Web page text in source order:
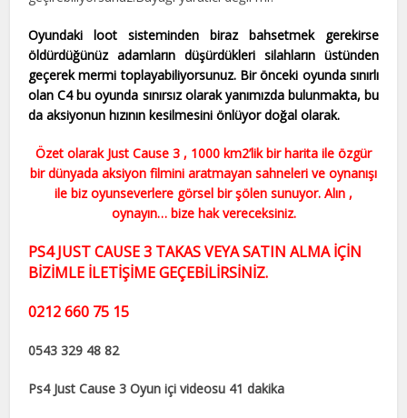
Oyundaki loot sisteminden biraz bahsetmek gerekirse
öldürdüğünüz adamların düşürdükleri silahların üstünden
geçerek mermi toplayabiliyorsunuz. Bir önceki oyunda sınırlı
olan C4 bu oyunda sınırsız olarak yanımızda bulunmakta, bu
da aksiyonun hızının kesilmesini önlüyor doğal olarak.
Özet olarak Just Cause 3 , 1000 km2’lik bir harita ile özgür
bir dünyada aksiyon filmini aratmayan sahneleri ve oynanışı
ile biz oyunseverlere görsel bir şölen sunuyor. Alın ,
oynayın… bize hak vereceksiniz.
PS4 JUST CAUSE 3 TAKAS VEYA SATIN ALMA İÇİN
BİZİMLE İLETİŞİME GEÇEBİLİRSİNİZ.
0212 660 75 15
0543 329 48 82
Ps4 Just Cause 3 Oyun içi videosu 41 dakika